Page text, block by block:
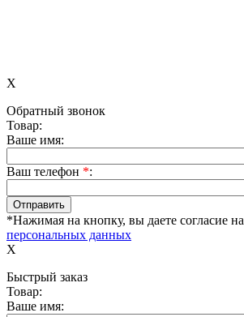
X
Обратный звонок
Товар:
Ваше имя:
Ваш телефон *:
*Нажимая на кнопку, вы даете согласие на
персональных данных
X
Быстрый заказ
Товар:
Ваше имя: